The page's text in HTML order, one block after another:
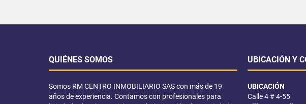
QUIÉNES SOMOS
Somos RM CENTRO INMOBILIARIO SAS con más de 19
años de experiencia. Contamos con profesionales para
UBICACIÓN Y
UBICACIÓN
Calle 4 # 4-55